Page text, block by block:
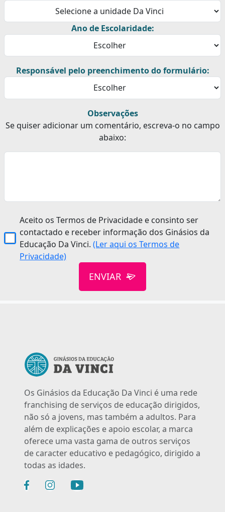
Ano de Escolaridade:
Responsável pelo preenchimento do formulário:
Observações
Se quiser adicionar um comentário, escreva-o no campo
abaixo:
Aceito os Termos de Privacidade e consinto ser
contactado e receber informação dos Ginásios da
Educação Da Vinci.(Ler aqui os Termos de
Privacidade)
ENVIAR
Os Ginásios da Educação Da Vinci é uma rede
franchising de serviços de educação dirigidos,
não só a jovens, mas também a adultos. Para
além de explicações e apoio escolar, a marca
oferece uma vasta gama de outros serviços
de caracter educativo e pedagógico, dirigido a
todas as idades.